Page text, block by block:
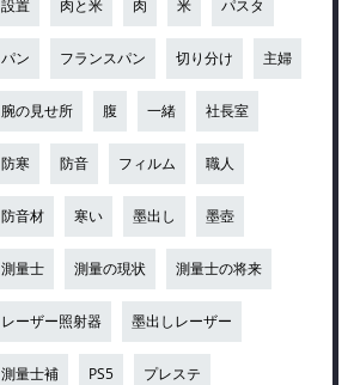
設置 肉と米 肉 米 パスタ
パン フランスパン 切り分け 主婦
腕の見せ所 腹 一緒 社長室
防寒 防音 フィルム 職人
防音材 寒い 墨出し 墨壺
測量士 測量の現状 測量士の将来
レーザー照射器 墨出しレーザー
測量士補 PS5 プレステ